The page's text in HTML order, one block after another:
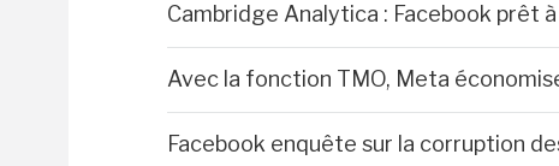
Cambridge Analytica : Facebook prêt
Avec la fonction TMO, Meta
Facebook enquête sur la corruption